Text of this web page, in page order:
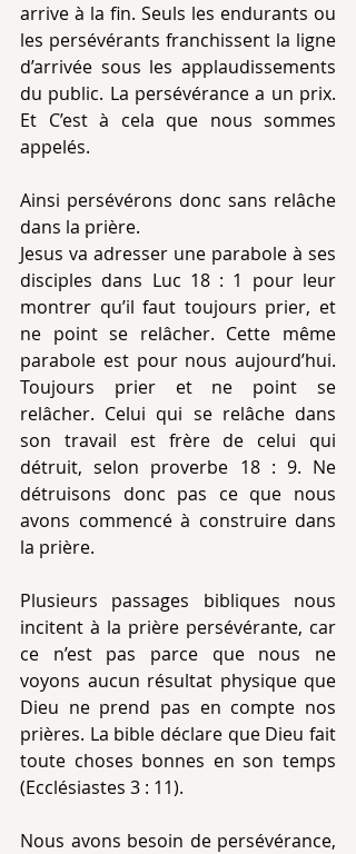
arrive à la fin. Seuls les endurants ou
les persévérants franchissent la ligne
d’arrivée sous les applaudissements
du public. La persévérance a un prix.
Et C’est à cela que nous sommes
appelés.
Ainsi persévérons donc sans relâche
dans la prière.
Jesus va adresser une parabole à ses
disciples dans Luc 18 : 1 pour leur
montrer qu’il faut toujours prier, et
ne point se relâcher. Cette même
parabole est pour nous aujourd’hui.
Toujours prier et ne point se
relâcher. Celui qui se relâche dans
son travail est frère de celui qui
détruit, selon proverbe 18 : 9. Ne
détruisons donc pas ce que nous
avons commencé à construire dans
la prière.
Plusieurs passages bibliques nous
incitent à la prière persévérante, car
ce n’est pas parce que nous ne
voyons aucun résultat physique que
Dieu ne prend pas en compte nos
prières. La bible déclare que Dieu fait
toute choses bonnes en son temps
(Ecclésiastes 3 : 11).
Nous avons besoin de persévérance,